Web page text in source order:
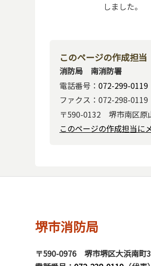
しました。
このページの作成担当
消防局 南消防署
電話番号： 072-299-0119
ファクス：072-298-0119
〒590-0132 堺市南区原
このページの作成担当に
堺市消防局
〒590-0976
堺市堺区大浜南町